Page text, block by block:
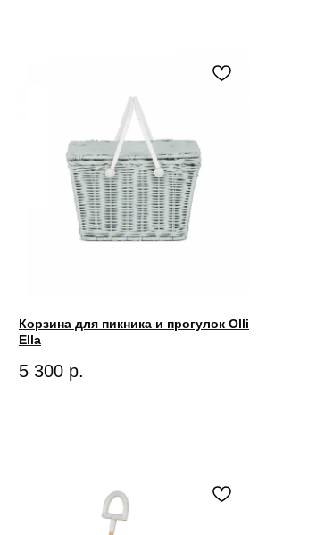
Корзина для пикника и прогулок Olli
Ella
5 300 р.